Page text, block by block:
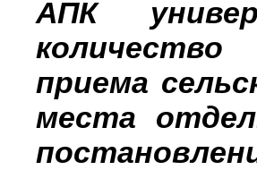
АПК
количество
приема
места